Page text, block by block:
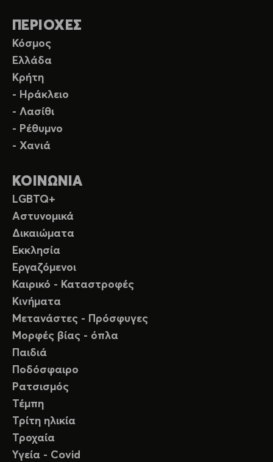
ΠΕΡΙΟΧΕΣ
Κόσμος
Ελλάδα
Κρήτη
- Ηράκλειο
- Λασίθι
- Ρέθυμνο
- Χανιά
ΚΟΙΝΩΝΙΑ
LGBTQ+
Αστυνομικά
Δικαιώματα
Εκκλησία
Εργαζόμενοι
Καιρικό - Καταστροφές
Κινήματα
Μετανάστες - Πρόσφυγες
Μορφές βίας - όπλα
Παιδιά
Ποδόσφαιρο
Ρατσισμός
Τέμπη
Τρίτη ηλικία
Τροχαία
Υγεία - Covid